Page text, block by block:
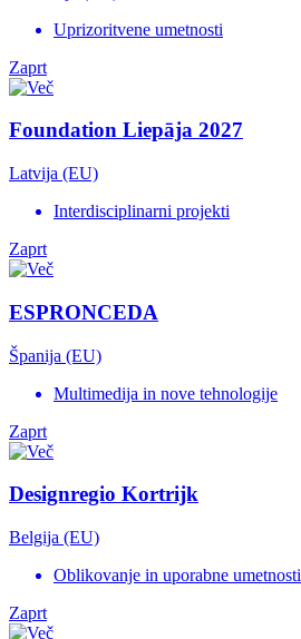
Uprizoritvene umetnosti
Zaprt
Foundation Liepāja 2027
Latvija (EU)
Interdisciplinarni projekti
Zaprt
ESPRONCEDA
Španija (EU)
Multimedija in nove tehnologije
Zaprt
Designregio Kortrijk
Belgija (EU)
Oblikovanje in uporabne umetnosti
Zaprt